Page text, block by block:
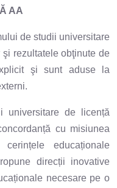
AA
de studii universitare
rezultatele obţinute de
şi sunt aduse la
universitare de licență
cu misiunea
educaționale
direcții inovative
necesare pe o